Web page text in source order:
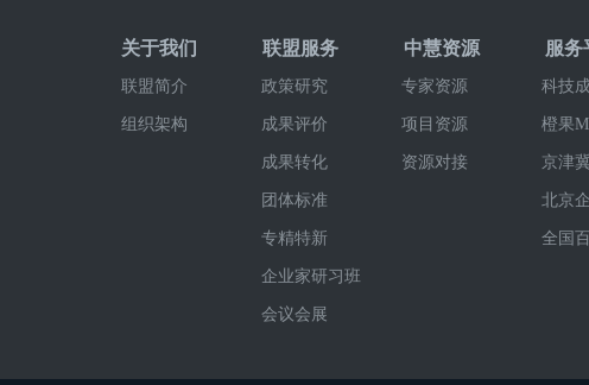
关于我们 联盟服务 中慧资源 服务
联盟简介
组织架构
政策研究
成果评价
成果转化
团体标准
专精特新
企业家研习班
会议会展
专家资源
项目资源
资源对接
科技
橙果
京津
北京
全国